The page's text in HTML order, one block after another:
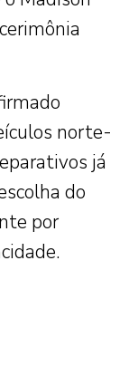
norte-
já
do
por